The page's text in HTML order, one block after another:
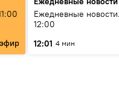
эфир
Ежедневные
12:00
12:01 4 мин